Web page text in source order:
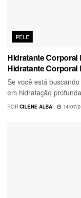
PELE
Hidratante Corporal
Hidratante Corporal
Se você está
em hidratação
POR CILENE ALBA 14/07/